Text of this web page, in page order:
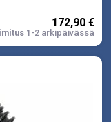
osat. Sopii172,90 €
1-2 arkipäivässä